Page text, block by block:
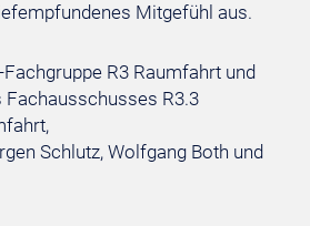
Mitgefühl aus.
R3 Raumfahrt und
R3.3
Schlutz, Wolfgang Both und